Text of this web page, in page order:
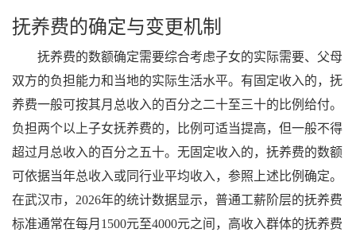
抚养费的确定与变更机制
抚养费的数额确定需要综合考虑子女的实际需要、父母
双方的负担能力和当地的实际生活水平。有固定收入的，抚
养费一般可按其月总收入的百分之二十至三十的比例给付。
负担两个以上子女抚养费的，比例可适当提高，但一般不得
超过月总收入的百分之五十。无固定收入的，抚养费的数额
可依据当年总收入或同行业平均收入，参照上述比例确定。
在武汉市，2026年的统计数据显示，普通工薪阶层的抚养费
标准通常在每月1500元至4000元之间，高收入群体的抚养费